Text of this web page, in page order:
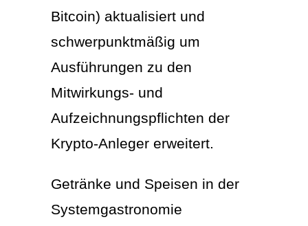
Bitcoin) aktualisiert und
schwerpunktmäßig um
Ausführungen zu den
Mitwirkungs- und
Aufzeichnungspflichten der
Krypto-Anleger erweitert.
Getränke und Speisen in der
Systemgastronomie